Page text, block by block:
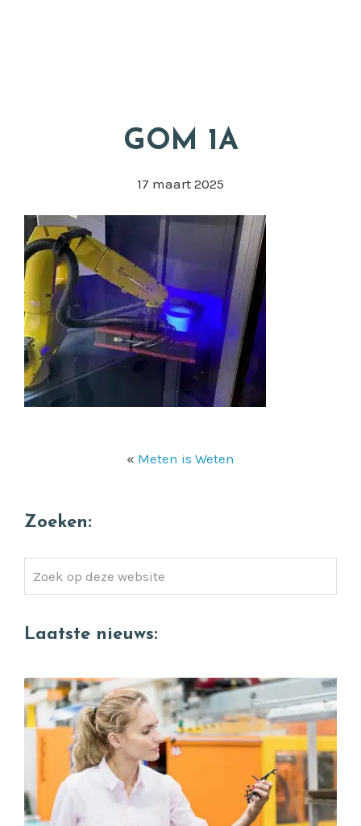
GOM 1A
17 maart 2025
« Meten is Weten
Zoeken:
Zoek
op
website
Laatste nieuws:
Quality Engineer gezocht (die wél verschil
ziet tussen goed en perfect)